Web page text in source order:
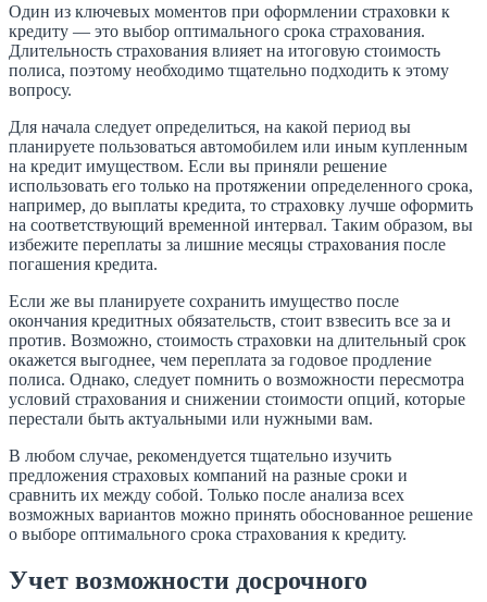
Один из ключевых моментов при оформлении страховки к
кредиту — это выбор оптимального срока страхования.
Длительность страхования влияет на итоговую стоимость
полиса, поэтому необходимо тщательно подходить к этому
вопросу.
Для начала следует определиться, на какой период вы
планируете пользоваться автомобилем или иным купленным
на кредит имуществом. Если вы приняли решение
использовать его только на протяжении определенного срока,
например, до выплаты кредита, то страховку лучше оформить
на соответствующий временной интервал. Таким образом, вы
избежите переплаты за лишние месяцы страхования после
погашения кредита.
Если же вы планируете сохранить имущество после
окончания кредитных обязательств, стоит взвесить все за и
против. Возможно, стоимость страховки на длительный срок
окажется выгоднее, чем переплата за годовое продление
полиса. Однако, следует помнить о возможности пересмотра
условий страхования и снижении стоимости опций, которые
перестали быть актуальными или нужными вам.
В любом случае, рекомендуется тщательно изучить
предложения страховых компаний на разные сроки и
сравнить их между собой. Только после анализа всех
возможных вариантов можно принять обоснованное решение
о выборе оптимального срока страхования к кредиту.
Учет возможности досрочного